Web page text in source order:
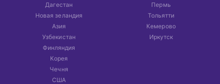
Дагестан
Новая зеландия
Азия
Узбекистан
Финляндия
Корея
Чечня
США
Пермь
Тольятти
Кемерово
Иркутск